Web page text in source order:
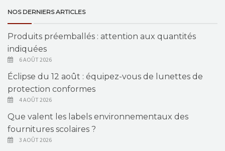
NOS DERNIERS ARTICLES
Produits préemballés : attention aux quantités
indiquées
6 AOÛT 2026
Éclipse du 12 août : équipez-vous de lunettes de
protection conformes
4 AOÛT 2026
Que valent les labels environnementaux des
fournitures scolaires ?
3 AOÛT 2026